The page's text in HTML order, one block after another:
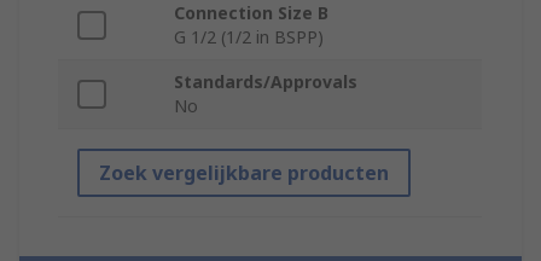
Connection Size B
G 1/2 (1/2 in BSPP)
Standards/Approvals
No
Zoek vergelijkbare producten